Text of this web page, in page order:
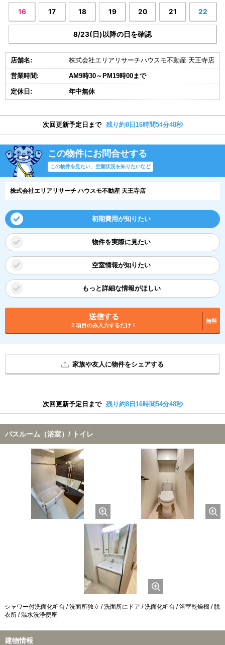
16 17 18 19 20 21 22
8/23(日)以降の日を確認
店舗名: 株式会社エリアリサーチハウスモ不動産 天王寺店
営業時間: AM9時30～PM19時00まで
定休日: 年中無休
次回更新予定日まで 残り約8日16時間54分47秒
この物件にお問合せする
この物件を見たい、空室状況を知りたいなど
株式会社エリアリサーチ ハウスモ不動産 天王寺店
初期費用が知りたい
物件を実際に見たい
空室情報が知りたい
もっと詳細な情報がほしい
送信する
2 項目のみ入力するだけ！
無料
家族や友人に物件をシェアする
次回更新予定日まで 残り約8日16時間54分47秒
バスルーム（浴室）/ トイレ
シャワー付洗面化粧台 / 洗面所独立 / 洗面所にドア / 洗面化粧台 / 浴室乾燥機 / 脱
衣所 / 温水洗浄便座
建物情報